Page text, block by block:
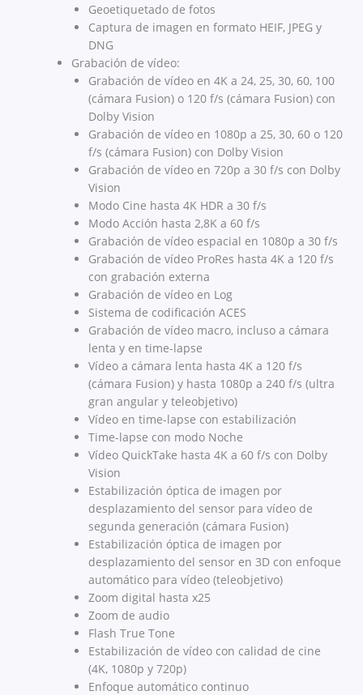
Geoetiquetado de fotos
Captura de imagen en formato HEIF, JPEG y
DNG
Grabación de vídeo:
Grabación de vídeo en 4K a 24, 25, 30, 60, 100
(cámara Fusion) o 120 f/s (cámara Fusion) con
Dolby Vision
Grabación de vídeo en 1080p a 25, 30, 60 o 120
f/s (cámara Fusion) con Dolby Vision
Grabación de vídeo en 720p a 30 f/s con Dolby
Vision
Modo Cine hasta 4K HDR a 30 f/s
Modo Acción hasta 2,8K a 60 f/s
Grabación de vídeo espacial en 1080p a 30 f/s
Grabación de vídeo ProRes hasta 4K a 120 f/s
con grabación externa
Grabación de vídeo en Log
Sistema de codificación ACES
Grabación de vídeo macro, incluso a cámara
lenta y en time-lapse
Vídeo a cámara lenta hasta 4K a 120 f/s
(cámara Fusion) y hasta 1080p a 240 f/s (ultra
gran angular y teleobjetivo)
Vídeo en time-lapse con estabili­zación
Time-lapse con modo Noche
Vídeo QuickTake hasta 4K a 60 f/s con Dolby
Vision
Estabili­zación óptica de imagen por
desplazamiento del sensor para vídeo de
segunda generación (cámara Fusion)
Estabili­zación óptica de imagen por
desplazamiento del sensor en 3D con enfoque
automático para vídeo (teleobjetivo)
Zoom digital hasta x25
Zoom de audio
Flash True Tone
Estabili­zación de vídeo con calidad de cine
(4K, 1080p y 720p)
Enfoque automático continuo